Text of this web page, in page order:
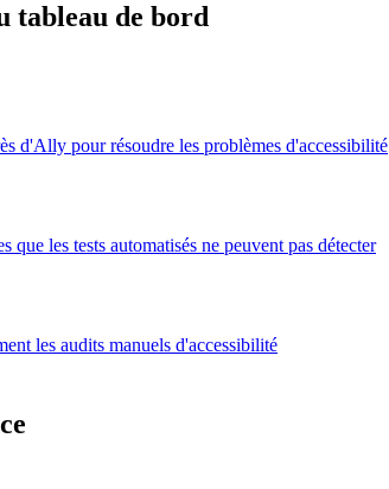
tableau de bord
d'Ally pour résoudre les problèmes d'accessibilité
que les tests automatisés ne peuvent pas détecter
les audits manuels d'accessibilité